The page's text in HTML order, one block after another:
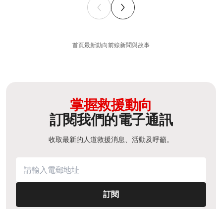
首頁最新動向前線新聞與故事
掌握救援動向
訂閱我們的電子通訊
收取最新的人道救援消息、活動及呼籲。
訂閱